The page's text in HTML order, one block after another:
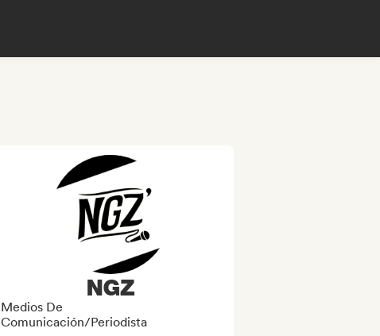
NGZ
Medios De
Comunicación/Periodista